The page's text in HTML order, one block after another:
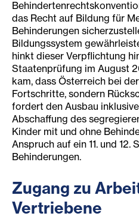
das Recht auf Bildung für
Behinderungen
Bildungssystem
hinkt dieser Verpflichtung
Staatenprüfung im August
kam, dass Österreich bei
Fortschritte, sondern
fordert den Ausbau
Abschaffung des
Kinder mit und ohne
Anspruch auf ein 11. und
Behinderungen.
Zugang zu Arbe
Vertriebene